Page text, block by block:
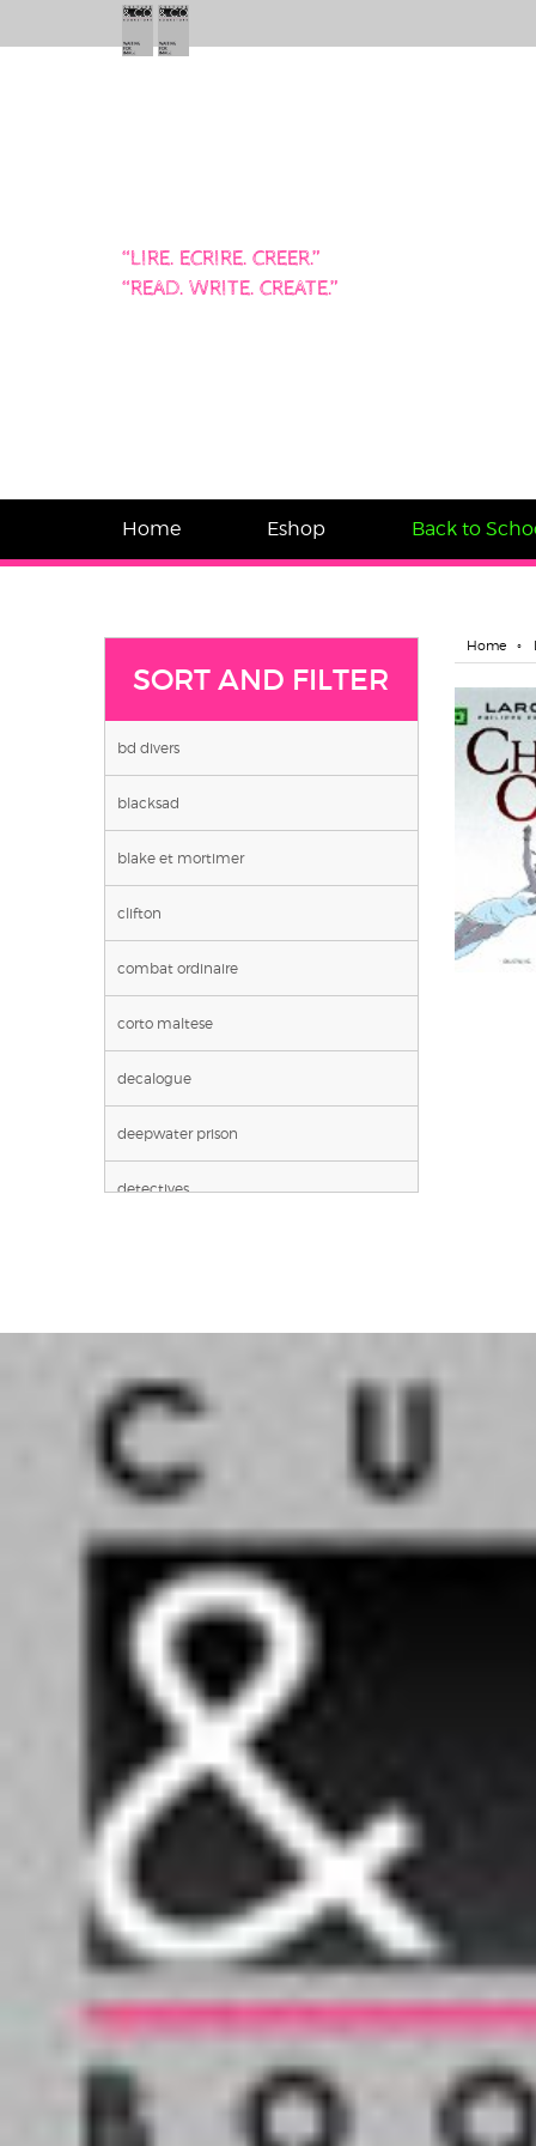
“LIRE. ECRIRE. CREER.”
“READ. WRITE. CREATE.”
Home Eshop Back to
SORT AND FILTER
bd divers
blacksad
blake et mortimer
clifton
combat ordinaire
corto maltese
decalogue
deepwater prison
detectives
jonathan
l'epervier
largo winch
les beaux etes
les pompiers
long john silver
matteo
mermaid project
michel vaillant
millenium
one shot
pierre tombal
Home